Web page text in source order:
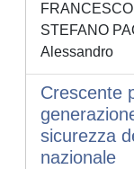
STEFANO
Alessandro
Crescente
sicurezza
nazionale